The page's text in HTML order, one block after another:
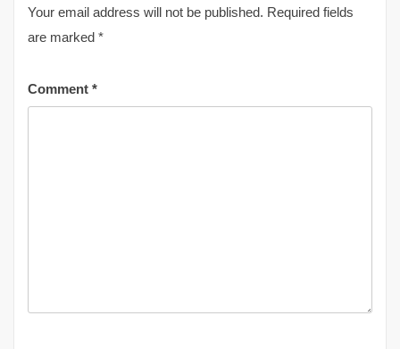
Your email address will not be published. Required fields
are marked *
Comment *